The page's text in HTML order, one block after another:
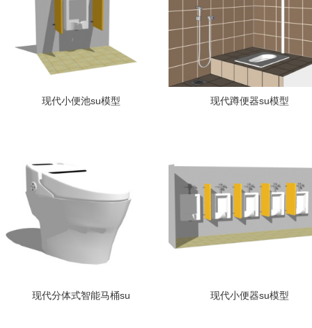
现代小便池su模型 现代蹲便器su模型
现代分体式智能马桶su 现代小便器su模型